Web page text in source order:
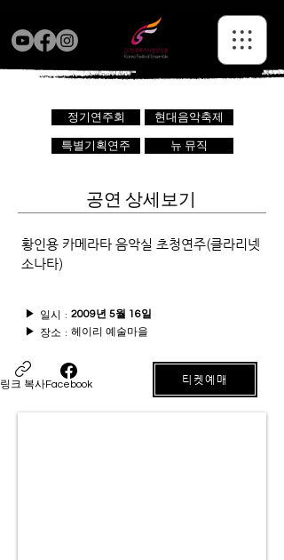
정기연주회 현대음악축제
특별기획연주 뉴 뮤직
공연 상세보기
황인용 카메라타 음악실 초청연주(클라리넷
소나타)
2009년 5월 16일
일시 :
▶
▶
장소 : 헤이리 예술마을
링크 복사Facebook 티켓예매